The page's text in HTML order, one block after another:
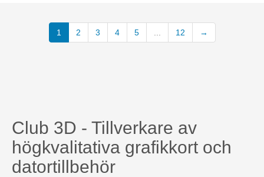
1 2 3 4 5 12 →
Club 3D - Tillverkare av
högkvalitativa grafikkort och
datortillbehör